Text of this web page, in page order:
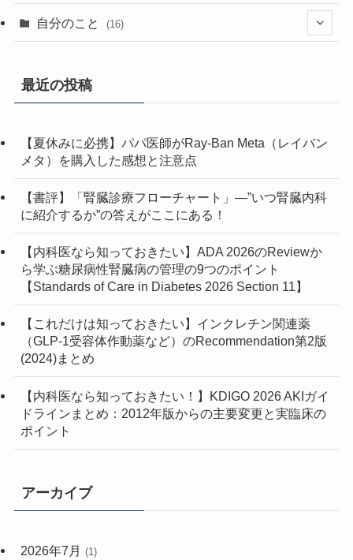
(2)
(6)
(5)
(4)
(1) (7)
(6)
(1)
(10)
(3)
(1)
(1)
(1)
(1)
(4)
(3)
(1)
(2)
(2)
(7)
(2)
(1)
(3)
(1)
(1)
(12)
(1)
(4)
自分のこと (16)
(5)
(2)
最近の投稿
【夏休みに必携】パパ医師がRay-Ban Meta（レイバン
メタ）を購入した感想と注意点
【書評】「腎臓診療フローチャート」—”いつ腎臓内科
に紹介するか”の答えがここにある！
【内科医なら知っておきたい】ADA 2026のReviewか
ら学ぶ糖尿病性腎臓病の管理の9つのポイント
【Standards of Care in Diabetes 2026 Section 11】
【これだけは知っておきたい】インクレチン関連薬
（GLP-1受容体作動薬など）のRecommendation第2版
(2024)まとめ
【内科医なら知っておきたい！】KDIGO 2026 AKIガイ
ドラインまとめ：2012年版からの主要変更と実臨床の
ポイント
アーカイブ
2026年7月 (1)